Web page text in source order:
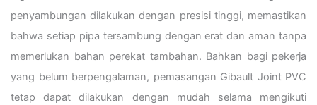
penyambungan dilakukan dengan presisi tinggi, memastikan
bahwa setiap pipa tersambung dengan erat dan aman tanpa
memerlukan bahan perekat tambahan. Bahkan bagi pekerja
yang belum berpengalaman, pemasangan Gibault Joint PVC
tetap dapat dilakukan dengan mudah selama mengikuti